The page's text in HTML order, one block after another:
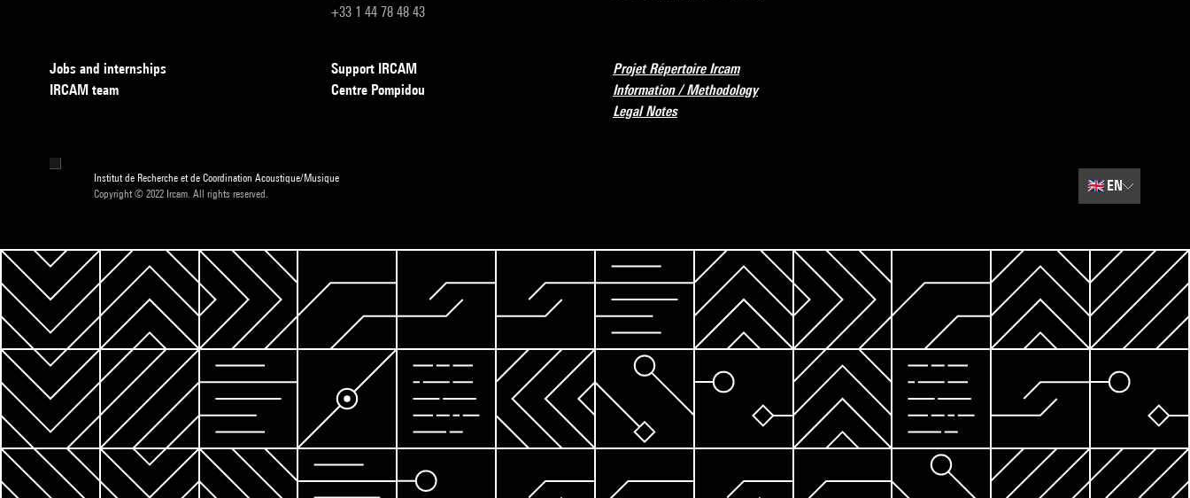
+33 1 44 78 48 43
Jobs and internships
IRCAM team
Support IRCAM
Centre Pompidou
Projet Répertoire Ircam
Information / Methodology
Legal Notes
Institut de Recherche et de Coordination Acoustique/Musique
Copyright © 2022 Ircam. All rights reserved.
🇬🇧EN